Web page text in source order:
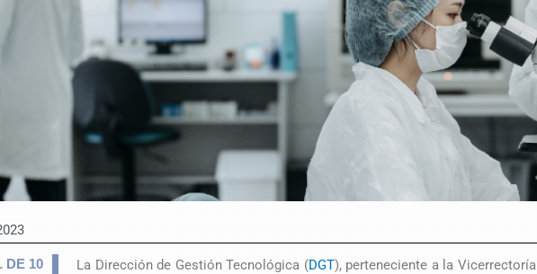
DE 10
La Dirección de Gestión Tecnológica (DGT), perteneciente a la Vicerrectoría